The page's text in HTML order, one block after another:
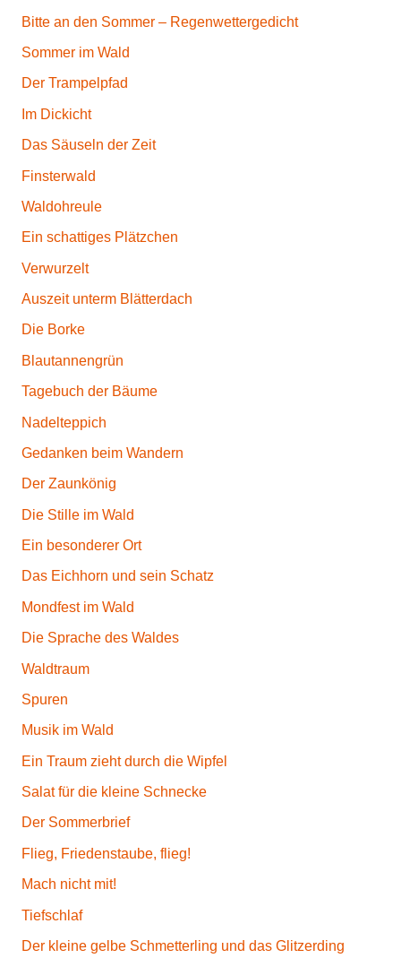
Bitte an den Sommer – Regenwettergedicht
Sommer im Wald
Der Trampelpfad
Im Dickicht
Das Säuseln der Zeit
Finsterwald
Waldohreule
Ein schattiges Plätzchen
Verwurzelt
Auszeit unterm Blätterdach
Die Borke
Blautannengrün
Tagebuch der Bäume
Nadelteppich
Gedanken beim Wandern
Der Zaunkönig
Die Stille im Wald
Ein besonderer Ort
Das Eichhorn und sein Schatz
Mondfest im Wald
Die Sprache des Waldes
Waldtraum
Spuren
Musik im Wald
Ein Traum zieht durch die Wipfel
Salat für die kleine Schnecke
Der Sommerbrief
Flieg, Friedenstaube, flieg!
Mach nicht mit!
Tiefschlaf
Der kleine gelbe Schmetterling und das Glitzerding